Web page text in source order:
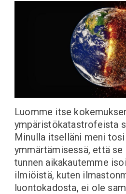
Luomme itse
ympäristökatastrofeista
Minulla itselläni meni
ymmärtämisessä, että
tunnen aikakautemme
ilmiöistä, kuten
luontokadosta, ei ole